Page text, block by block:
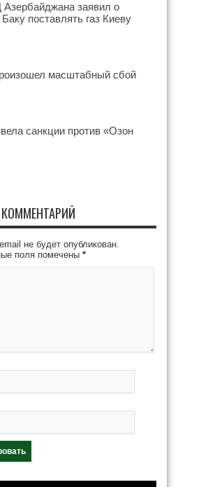
заявил о
Баку поставлять газ Киеву
масштабный сбой
санкции против «Озон
не будет опубликован.
поля помечены *